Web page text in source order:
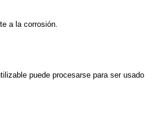
a la corrosión.
puede procesarse para ser usado